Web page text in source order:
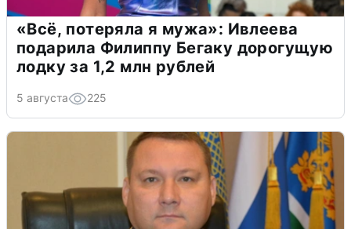
«Всё, потеряла я мужа»: Ивлеева
подарила Филиппу Бегаку дорогущую
лодку за 1,2 млн рублей
5 августа 225